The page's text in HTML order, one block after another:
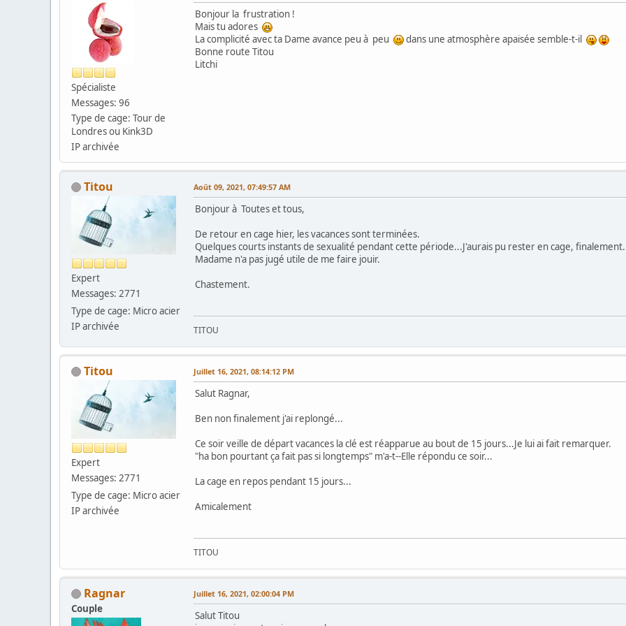
Spécialiste
Messages: 96
Type de cage: Tour de
Londres ou Kink3D
IP archivée
Bonjour la frustration !
Mais tu adores
La complicité avec ta Dame avance peu à peu
dans une atmosphère apaisée semble-t-il
Bonne route Titou
Litchi
Titou
Expert
Messages: 2771
Type de cage: Micro acier
IP archivée
Août 09, 2021, 07:49:57 AM
Bonjour à Toutes et tous,
De retour en cage hier, les vacances sont terminées.
Quelques courts instants de sexualité pendant cette période...J'aurais pu rester en cage, finalement.
Madame n'a pas jugé utile de me faire jouir.
Chastement.
TITOU
Titou
Expert
Messages: 2771
Type de cage: Micro acier
IP archivée
Juillet 16, 2021, 08:14:12 PM
Salut Ragnar,
Ben non finalement j'ai replongé...
Ce soir veille de départ vacances la clé est réapparue au bout de 15 jours...Je lui ai fait remarquer.
"ha bon pourtant ça fait pas si longtemps" m'a-t--Elle répondu ce soir...
La cage en repos pendant 15 jours...
Amicalement
TITOU
Ragnar
Couple
Juillet 16, 2021, 02:00:04 PM
Salut Titou